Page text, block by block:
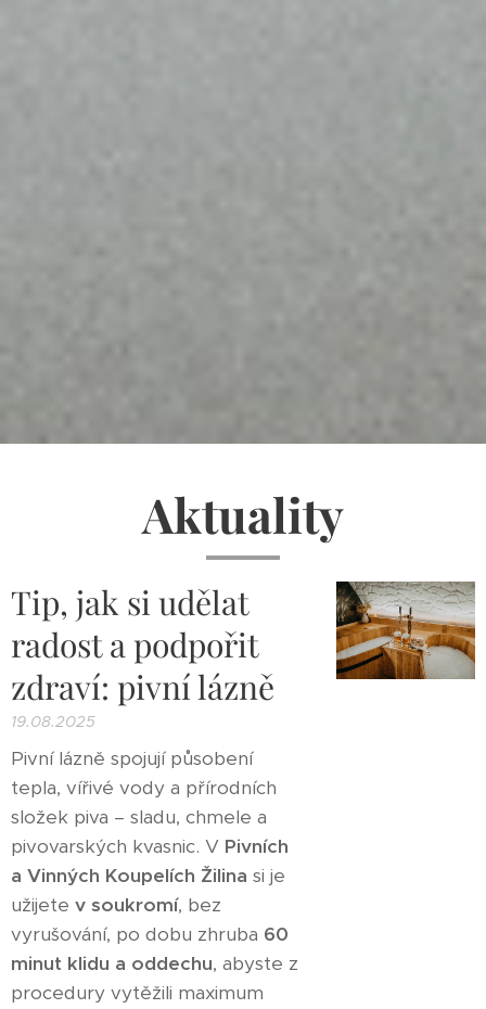
Aktuality
Tip, jak si udělat
radost a podpořit
zdraví: pivní lázně
19.08.2025
Pivní lázně spojují působení
tepla, vířivé vody a přírodních
složek piva – sladu, chmele a
pivovarských kvasnic. V Pivních
a Vinných Koupelích Žilina si je
užijete v soukromí, bez
vyrušování, po dobu zhruba 60
minut klidu a oddechu, abyste z
procedury vytěžili maximum